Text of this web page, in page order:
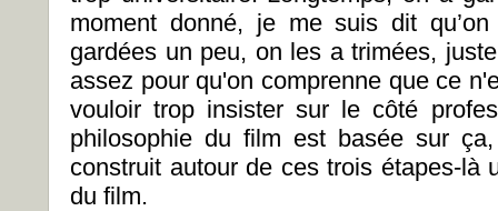
moment donné, je me suis dit
gardées un peu, on les a trimées,
assez pour qu'on comprenne que ce
vouloir trop insister sur le côté
philosophie du film est basée sur
construit autour de ces trois étapes-là
du film.